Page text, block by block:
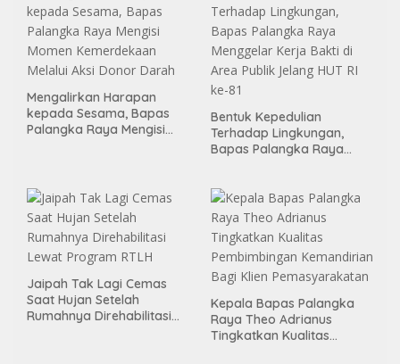
Mengalirkan Harapan
kepada Sesama, Bapas
Palangka Raya Mengisi
Bentuk Kepedulian
Terhadap Lingkungan,
Bapas Palangka Raya
ke-81
Jaipah Tak Lagi Cemas
Saat Hujan Setelah
Rumahnya Direhabilitasi
Kepala Bapas Palangka
Raya Theo Adrianus
Tingkatkan Kualitas